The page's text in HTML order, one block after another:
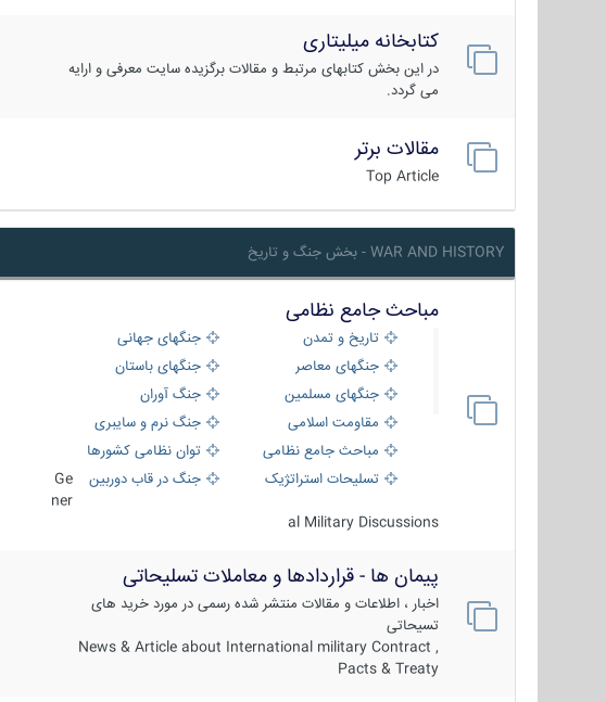
کتابخانه میلیتاری
در این بخش کتابهای مرتبط و مقالات برگزیده سایت معرفی و ارایه
می گردد.
مقالات برتر
Top Article
WAR AND HISTORY - بخش جنگ و تاریخ
مباحث جامع نظامی
تاریخ و تمدن
جنگهای جهانی
جنگهای معاصر
جنگهای باستان
جنگهای مسلمین
جنگ آوران
مقاومت اسلامی
جنگ نرم و سایبری
مباحث جامع نظامی
توان نظامی کشورها
تسلیحات استراتژیک
جنگ در قاب دوربین
Ge
ner
al Military Discussions
پیمان ها - قراردادها و معاملات تسلیحاتی
اخبار ، اطلاعات و مقالات منتشر شده رسمی در مورد خرید های
تسیحاتی
News & Article about International military Contract ,
Pacts & Treaty